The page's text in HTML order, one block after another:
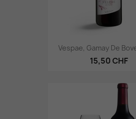
Vespae, Gamay De
15,50 CHF